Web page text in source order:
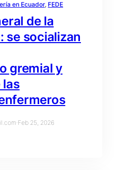
en Ecuador, FEDE
de la
se socializan
gremial y
las
·Feb 25, 2026